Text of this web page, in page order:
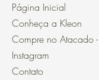
Página Inicial
Conheça a Kleon
Compre no Atacado -
Instagram
Contato